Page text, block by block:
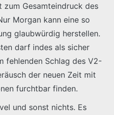
zum Gesamteindruck des
Morgan kann eine so
glaubwürdig herstellen.
darf indes als sicher
fehlenden Schlag des V2-
der neuen Zeit mit
furchtbar finden.
und sonst nichts. Es